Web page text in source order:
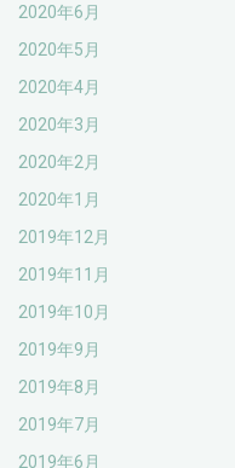
2020年6月
2020年5月
2020年4月
2020年3月
2020年2月
2020年1月
2019年12月
2019年11月
2019年10月
2019年9月
2019年8月
2019年7月
2019年6月